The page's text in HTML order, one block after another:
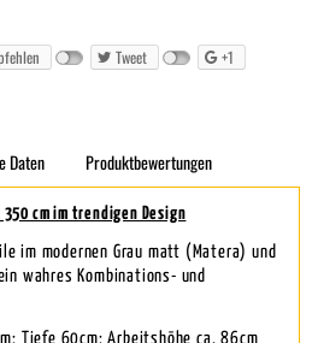
Tweet +1
Daten Produktbewertungen
350 cm im trendigen Design
im modernen Grau matt (Matera) und
wahres Kombinations- und
Tiefe 60cm; Arbeitshöhe ca. 86cm